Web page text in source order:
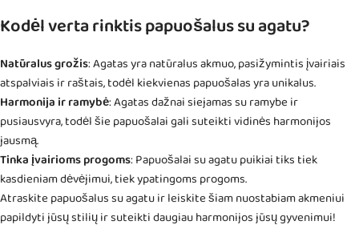
Kodėl verta rinktis papuošalus su agatu?
Natūralus grožis: Agatas yra natūralus akmuo, pasižymintis įvairiais
atspalviais ir raštais, todėl kiekvienas papuošalas yra unikalus.
Harmonija ir ramybė: Agatas dažnai siejamas su ramybe ir
pusiausvyra, todėl šie papuošalai gali suteikti vidinės harmonijos
jausmą.
Tinka įvairioms progoms: Papuošalai su agatu puikiai tiks tiek
kasdieniam dėvėjimui, tiek ypatingoms progoms.
Atraskite papuošalus su agatu ir leiskite šiam nuostabiam akmeniui
papildyti jūsų stilių ir suteikti daugiau harmonijos jūsų gyvenimui!